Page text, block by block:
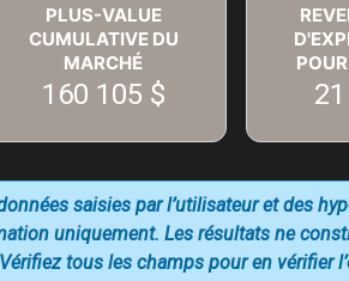
PLUS-VALUE
CUMULATIVE DU
MARCHÉ
160 105 $
saisies par l’utilisateur et des
uniquement. Les résultats ne
tous les champs pour en vérifier